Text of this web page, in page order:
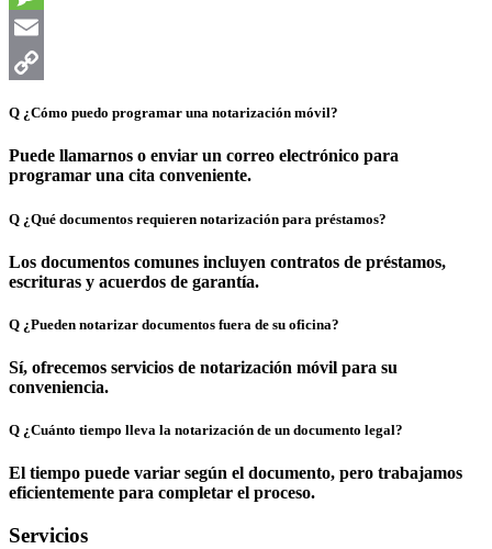
Q ¿Cómo puedo programar una notarización móvil?
Puede llamarnos o enviar un correo electrónico para
programar una cita conveniente.
Q ¿Qué documentos requieren notarización para préstamos?
Los documentos comunes incluyen contratos de préstamos,
escrituras y acuerdos de garantía.
Q ¿Pueden notarizar documentos fuera de su oficina?
Sí, ofrecemos servicios de notarización móvil para su
conveniencia.
Q ¿Cuánto tiempo lleva la notarización de un documento legal?
El tiempo puede variar según el documento, pero trabajamos
eficientemente para completar el proceso.
Servicios